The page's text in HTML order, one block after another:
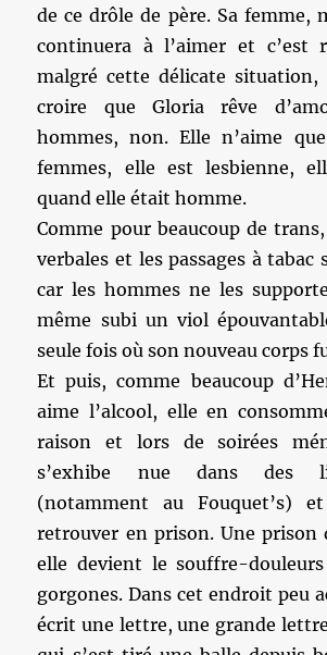
de ce drôle de père. Sa femme,
continuera à l’aimer et c’est
malgré cette délicate
croire que Gloria rêve
hommes, non. Elle n’aime
femmes, elle est lesbienne,
quand elle était homme.
Comme pour beaucoup de
verbales et les passages à
car les hommes ne les
même subi un viol
seule fois où son nouveau corps
Et puis, comme beaucoup
aime l’alcool, elle en
raison et lors de soirées
s’exhibe nue dans des
(notamment au Fouquet’s)
retrouver en prison. Une prison
elle devient le souffre-douleurs
gorgones. Dans cet endroit peu
écrit une lettre, une grande